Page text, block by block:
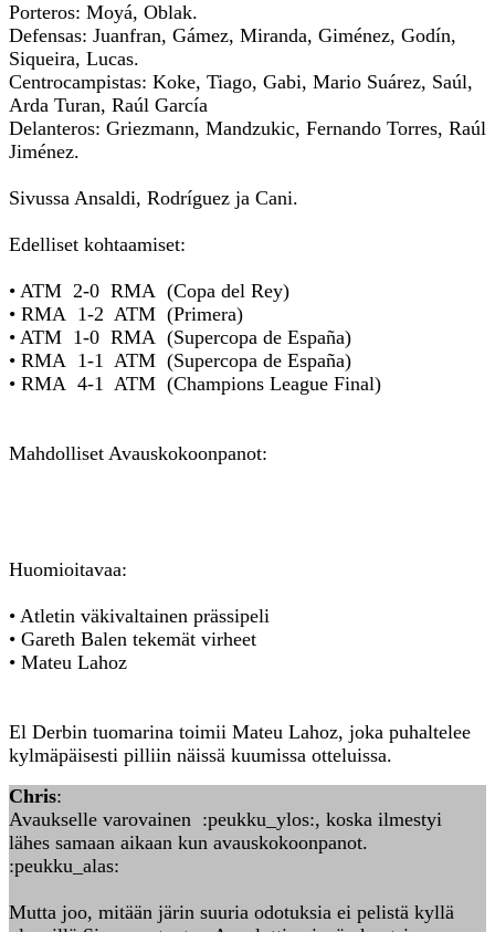
Porteros: Moyá, Oblak.
Defensas: Juanfran, Gámez, Miranda, Giménez, Godín,
Siqueira, Lucas.
Centrocampistas: Koke, Tiago, Gabi, Mario Suárez, Saúl,
Arda Turan, Raúl García
Delanteros: Griezmann, Mandzukic, Fernando Torres, Raúl
Jiménez.
Sivussa Ansaldi, Rodríguez ja Cani.
Edelliset kohtaamiset:
• ATM 2-0 RMA (Copa del Rey)
• RMA 1-2 ATM (Primera)
• ATM 1-0 RMA (Supercopa de España)
• RMA 1-1 ATM (Supercopa de España)
• RMA 4-1 ATM (Champions League Final)
Mahdolliset Avauskokoonpanot:
Huomioitavaa:
• Atletin väkivaltainen prässipeli
• Gareth Balen tekemät virheet
• Mateu Lahoz
El Derbin tuomarina toimii Mateu Lahoz, joka puhaltelee
kylmäpäisesti pilliin näissä kuumissa otteluissa.
Chris:
Avaukselle varovainen :peukku_ylos:, koska ilmestyi
lähes samaan aikaan kun avauskokoonpanot.
:peukku_alas:
Mutta joo, mitään järin suuria odotuksia ei pelistä kyllä